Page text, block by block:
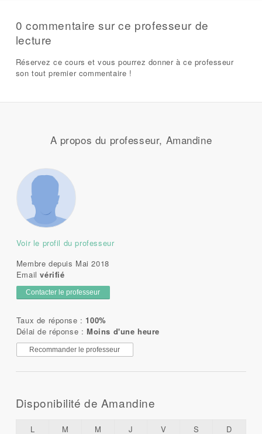
0 commentaire sur ce professeur de
lecture
Réservez ce cours et vous pourrez donner à ce professeur
son tout premier commentaire !
A propos du professeur, Amandine
Voir le profil du professeur
Membre depuis Mai 2018
Emailvérifié
Contacter le professeur
Taux de réponse : 100%
Délai de réponse : Moins d'une heure
Recommander le professeur
Disponibilité de Amandine
L M M J V S
D